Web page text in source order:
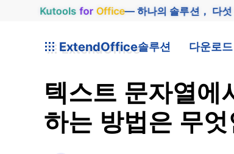
Kutools for Office— 하나의 솔루션， 다섯
ExtendOffice솔루션 다운로드
텍스트 문자열에
하는 방법은 무엇